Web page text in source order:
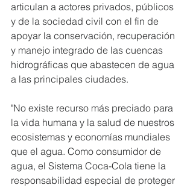
articulan a actores privados, públicos
y de la sociedad civil con el fin de
apoyar la conservación, recuperación
y manejo integrado de las cuencas
hidrográficas que abastecen de agua
a las principales ciudades.
"No existe recurso más preciado para
la vida humana y la salud de nuestros
ecosistemas y economías mundiales
que el agua. Como consumidor de
agua, el Sistema Coca-Cola tiene la
responsabilidad especial de proteger